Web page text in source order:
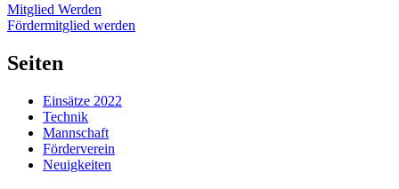
Mitglied Werden
Fördermitglied werden
Seiten
Einsätze 2022
Technik
Mannschaft
Förderverein
Neuigkeiten